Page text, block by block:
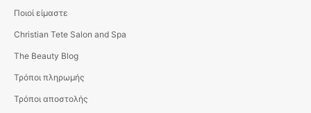
Ποιοί είμαστε
Christian Tete Salon and Spa
The Beauty Blog
Τρόποι πληρωμής
Τρόποι αποστολής